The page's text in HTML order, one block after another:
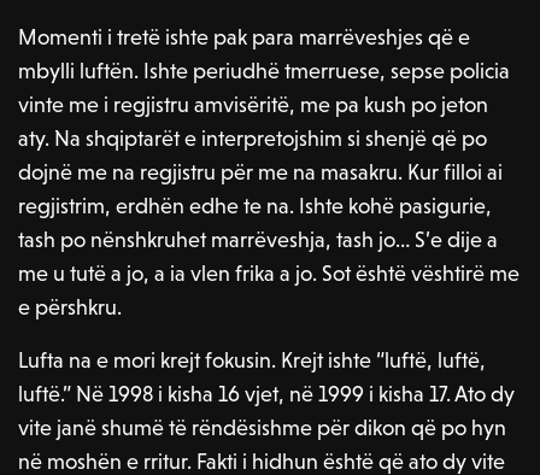
Momenti i tretë ishte pak para marrëveshjes që e
mbylli luftën. Ishte periudhë tmerruese, sepse policia
vinte me i regjistru amvisëritë, me pa kush po jeton
aty. Na shqiptarët e interpretojshim si shenjë që po
dojnë me na regjistru për me na masakru. Kur filloi ai
regjistrim, erdhën edhe te na. Ishte kohë pasigurie,
tash po nënshkruhet marrëveshja, tash jo… S’e dije a
me u tutë a jo, a ia vlen frika a jo. Sot është vështirë me
e përshkru.
Lufta na e mori krejt fokusin. Krejt ishte “luftë, luftë,
luftë.” Në 1998 i kisha 16 vjet, në 1999 i kisha 17. Ato dy
vite janë shumë të rëndësishme për dikon që po hyn
në moshën e rritur. Fakti i hidhun është që ato dy vite